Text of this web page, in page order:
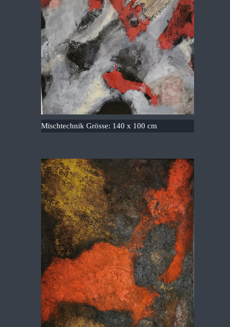
Mischtechnik Grösse: 140 x 100 cm